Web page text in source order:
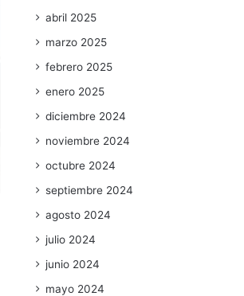
abril 2025
marzo 2025
febrero 2025
enero 2025
diciembre 2024
noviembre 2024
octubre 2024
septiembre 2024
agosto 2024
julio 2024
junio 2024
mayo 2024